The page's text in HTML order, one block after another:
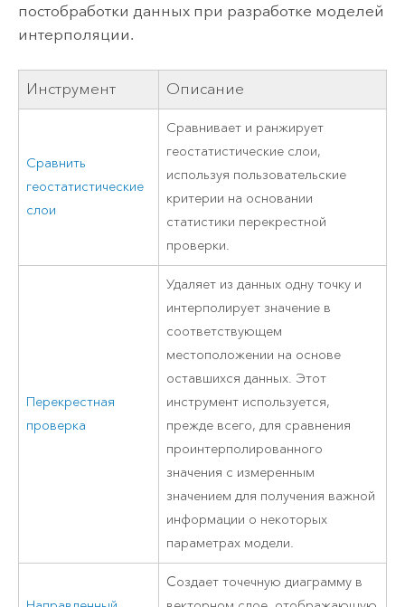
постобработки данных при разработке моделей
интерполяции.
Инструмент Описание
Сравнить
геостатистические
слои
Сравнивает и ранжирует
геостатистические слои,
используя пользовательские
критерии на основании
статистики перекрестной
проверки.
Перекрестная
проверка
Удаляет из данных одну точку и
интерполирует значение в
соответствующем
местоположении на основе
оставшихся данных. Этот
инструмент используется,
прежде всего, для сравнения
проинтерполированного
значения с измеренным
значением для получения важной
информации о некоторых
параметрах модели.
Cоздает точечную диаграмму в